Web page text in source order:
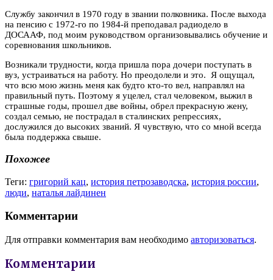
Службу закончил в 1970 году в звании полковника. После выхода
на пенсию с 1972-го по 1984-й преподавал радиодело в
ДОСААФ, под моим руководством организовывались обучение и
соревнования школьников.
Возникали трудности, когда пришла пора дочери поступать в
вуз, устраиваться на работу. Но преодолели и это. Я ощущал,
что всю мою жизнь меня как будто кто-то вел, направлял на
правильный путь. Поэтому я уцелел, стал человеком, выжил в
страшные годы, прошел две войны, обрел прекрасную жену,
создал семью, не пострадал в сталинских репрессиях,
дослужился до высоких званий. Я чувствую, что со мной всегда
была поддержка свыше.
Похожее
Теги: григорий кац, история петрозаводска, история россии,
люди, наталья лайдинен
Комментарии
Для отправки комментария вам необходимо авторизоваться.
Комментарии